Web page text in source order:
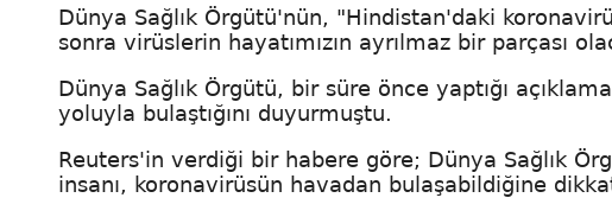
Dünya Sağlık Örgütü'nün, "Hindistan'daki
sonra virüslerin hayatımızın ayrılmaz bir parçası
Dünya Sağlık Örgütü, bir süre önce yaptığı
yoluyla bulaştığını duyurmuştu.
Reuters'in verdiği bir habere göre; Dünya Sağlık
insanı, koronavirüsün havadan bulaşabildiğine